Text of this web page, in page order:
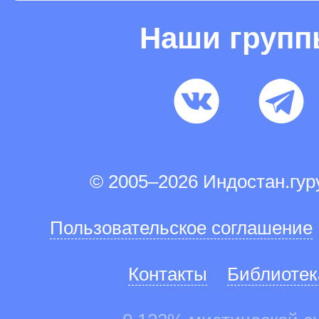
Наши
© 2005–2026
Пользовательское соглашение
Контакты